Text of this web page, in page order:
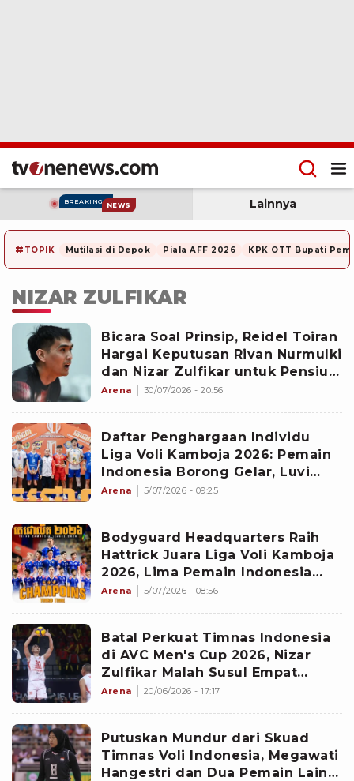
BREAKING NEWS Lainnya
# TOPIK Mutilasi di Depok Piala AFF 2026 KPK OTT Bupati
NIZAR ZULFIKAR
Bicara Soal Prinsip, Reidel Toiran
Hargai Keputusan Rivan Nurmulki
dan Nizar Zulfikar untuk Pensiun
dari Timnas Voli Indonesia
Arena 30/07/2026 - 20:56
Daftar Penghargaan Individu
Liga Voli Kamboja 2026: Pemain
Indonesia Borong Gelar, Luvi
Febrian MVP
Arena 5/07/2026 - 09:25
Bodyguard Headquarters Raih
Hattrick Juara Liga Voli Kamboja
2026, Lima Pemain Indonesia
Jadi Kunci Kemenangan
Arena 5/07/2026 - 08:56
Batal Perkuat Timnas Indonesia
di AVC Men's Cup 2026, Nizar
Zulfikar Malah Susul Empat
Pemain Indonesia ke Kamboja
Arena 20/06/2026 - 17:17
Putuskan Mundur dari Skuad
Timnas Voli Indonesia, Megawati
Hangestri dan Dua Pemain Lain